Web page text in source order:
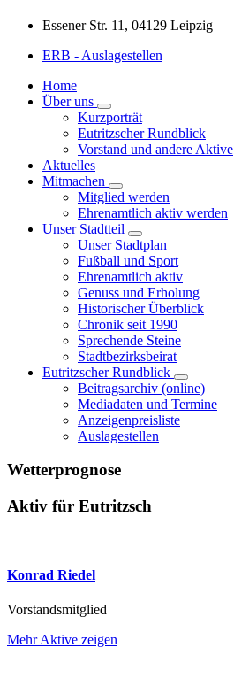
Essener Str. 11, 04129 Leipzig
ERB - Auslagestellen
Home
Über uns
Kurzporträt
Eutritzscher Rundblick
Vorstand und andere Aktive
Aktuelles
Mitmachen
Mitglied werden
Ehrenamtlich aktiv werden
Unser Stadtteil
Unser Stadtplan
Fußball und Sport
Ehrenamtlich aktiv
Genuss und Erholung
Historischer Überblick
Chronik seit 1990
Sprechende Steine
Stadtbezirksbeirat
Eutritzscher Rundblick
Beitragsarchiv (online)
Mediadaten und Termine
Anzeigenpreisliste
Auslagestellen
Wetterprognose
Aktiv für Eutritzsch
Konrad Riedel
Vorstandsmitglied
Mehr Aktive zeigen